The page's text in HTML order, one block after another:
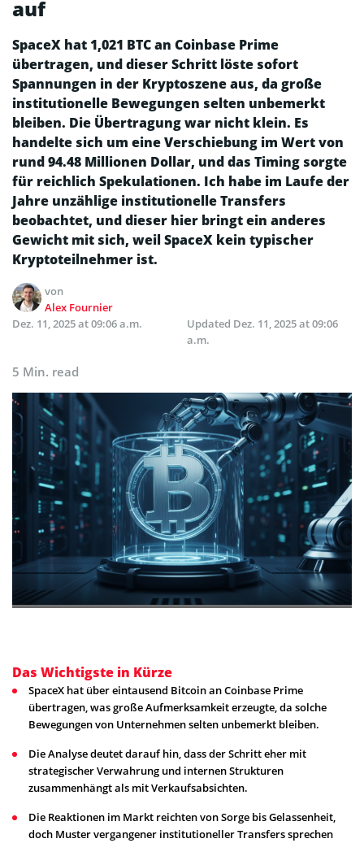
auf
SpaceX hat 1,021 BTC an Coinbase Prime
übertragen, und dieser Schritt löste sofort
Spannungen in der Kryptoszene aus, da große
institutionelle Bewegungen selten unbemerkt
bleiben. Die Übertragung war nicht klein. Es
handelte sich um eine Verschiebung im Wert von
rund 94.48 Millionen Dollar, und das Timing sorgte
für reichlich Spekulationen. Ich habe im Laufe der
Jahre unzählige institutionelle Transfers
beobachtet, und dieser hier bringt ein anderes
Gewicht mit sich, weil SpaceX kein typischer
Kryptoteilnehmer ist.
von
Alex Fournier
Dez. 11, 2025 at 09:06 a.m.
Updated Dez. 11, 2025 at 09:06
a.m.
5 Min. read
Das Wichtigste in Kürze
SpaceX hat über eintausend Bitcoin an Coinbase Prime
übertragen, was große Aufmerksamkeit erzeugte, da solche
Bewegungen von Unternehmen selten unbemerkt bleiben.
Die Analyse deutet darauf hin, dass der Schritt eher mit
strategischer Verwahrung und internen Strukturen
zusammenhängt als mit Verkaufsabsichten.
Die Reaktionen im Markt reichten von Sorge bis Gelassenheit,
doch Muster vergangener institutioneller Transfers sprechen